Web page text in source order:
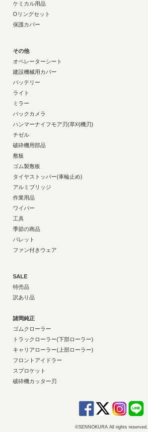
ケミカル用品
Oリングセット
保護カバー
その他
オペレーターシート
建設機械用カバー
バッテリー
ライト
ミラー
バックカメラ
ハンマーナイフモア刃(草刈機刃)
チゼル
破砕機用部品
敷板
ゴム製敷板
タイヤストッパー(車輪止め)
アルミブリッジ
作業用品
ワイパー
工具
季節の商品
パレット
ファン付きウェア
SALE
特売品
訳あり品
諸岡純正
ゴムクローラー
トラックローラー(下部ローラー)
キャリアローラー(上部ローラー)
フロントアイドラー
スプロケット
破砕機カッター刃
©SENNOKURA All rights reserved.